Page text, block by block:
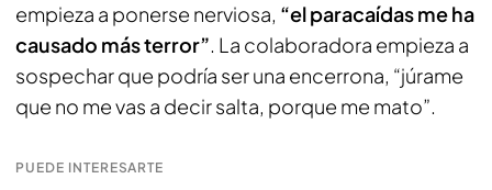
empieza a ponerse nerviosa, “el paracaídas me ha
causado más terror”. La colaboradora empieza a
sospechar que podría ser una encerrona, “júrame
que no me vas a decir salta, porque me mato”.
PUEDE INTERESARTE